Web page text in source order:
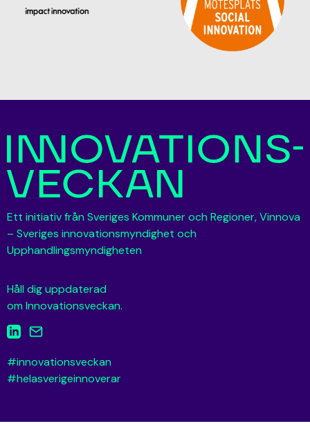
Ett initiativ från Sveriges Kommuner och Regioner, Vinnova
– Sveriges innovationsmyndighet och
Upphandlingsmyndigheten
Håll dig uppdaterad
om Innovationsveckan.
#innovationsveckan
#helasverigeinnoverar